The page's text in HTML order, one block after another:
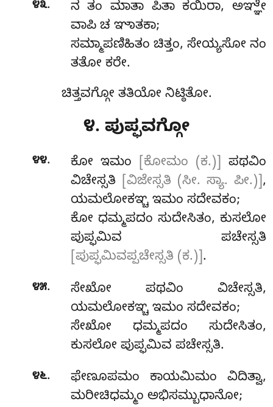
೪೩.
ನ ತಂ ಮಾತಾ ಪಿತಾ ಕಯಿರಾ, ಅಞ್ಞೇ
ವಾಪಿ ಚ ಞಾತಕಾ;
ಸಮ್ಮಾಪಣಿಹಿತಂ ಚಿತ್ತಂ, ಸೇಯ್ಯಸೋ ನಂ
ತತೋ ಕರೇ.
ಚಿತ್ತವಗ್ಗೋ ತತಿಯೋ ನಿಟ್ಠಿತೋ.
೪. ಪುಪ್ಫವಗ್ಗೋ
೪೪. ಕೋ ಇಮಂ [ಕೋಮಂ (ಕ.)]
ಪಥವಿಂ
ವಿಚೇಸ್ಸತಿ
[ವಿಜೇಸ್ಸತಿ (ಸೀ. ಸ್ಯಾ. ಪೀ.)] ,
ಯಮಲೋಕಞ್ಚ ಇಮಂ ಸದೇವಕಂ;
ಕೋ ಧಮ್ಮಪದಂ ಸುದೇಸಿತಂ, ಕುಸಲೋ
ಪುಪ್ಫಮಿವ ಪಚೇಸ್ಸತಿ
[ಪುಪ್ಫಮಿವಪ್ಪಚೇಸ್ಸತಿ (ಕ.)] .
೪೫.
ಸೇಖೋ ಪಥವಿಂ ವಿಚೇಸ್ಸತಿ,
ಯಮಲೋಕಞ್ಚ ಇಮಂ ಸದೇವಕಂ;
ಸೇಖೋ ಧಮ್ಮಪದಂ ಸುದೇಸಿತಂ,
ಕುಸಲೋ ಪುಪ್ಫಮಿವ ಪಚೇಸ್ಸತಿ.
೪೬. ಫೇಣೂಪಮಂ ಕಾಯಮಿಮಂ ವಿದಿತ್ವಾ,
ಮರೀಚಿಧಮ್ಮಂ ಅಭಿಸಮ್ಬುಧಾನೋ;